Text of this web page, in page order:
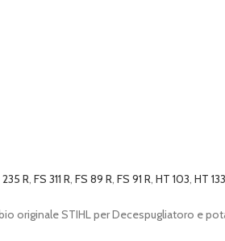
235 R, FS 311 R, FS 89 R, FS 91 R, HT 103, HT 133
originale STIHL per Decespugliatoro e